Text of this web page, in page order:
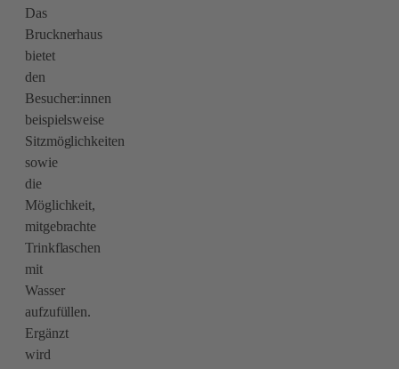
Das
Brucknerhaus
bietet
den
Besucher:innen
beispielsweise
Sitzmöglichkeiten
sowie
die
Möglichkeit,
mitgebrachte
Trinkflaschen
mit
Wasser
aufzufüllen.
Ergänzt
wird